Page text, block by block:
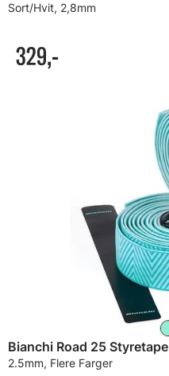
Sort/Hvit, 2,8mm
329,-
Bianchi Road 25 Styretape
2.5mm, Flere Farger